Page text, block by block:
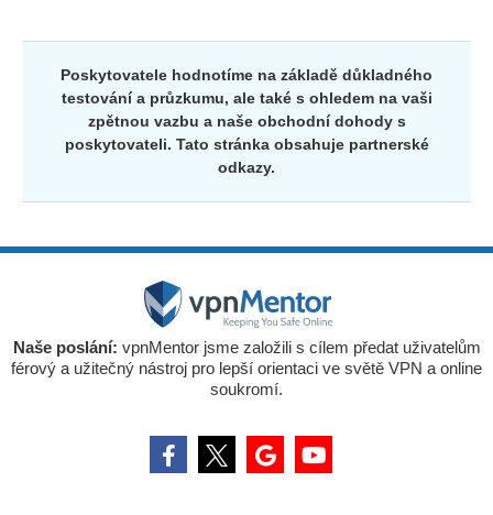
Poskytovatele hodnotíme na základě důkladného
testování a průzkumu, ale také s ohledem na vaši
zpětnou vazbu a naše obchodní dohody s
poskytovateli. Tato stránka obsahuje partnerské
odkazy.
Naše poslání: vpnMentor jsme založili s cílem předat uživatelům
férový a užitečný nástroj pro lepší orientaci ve světě VPN a online
soukromí.